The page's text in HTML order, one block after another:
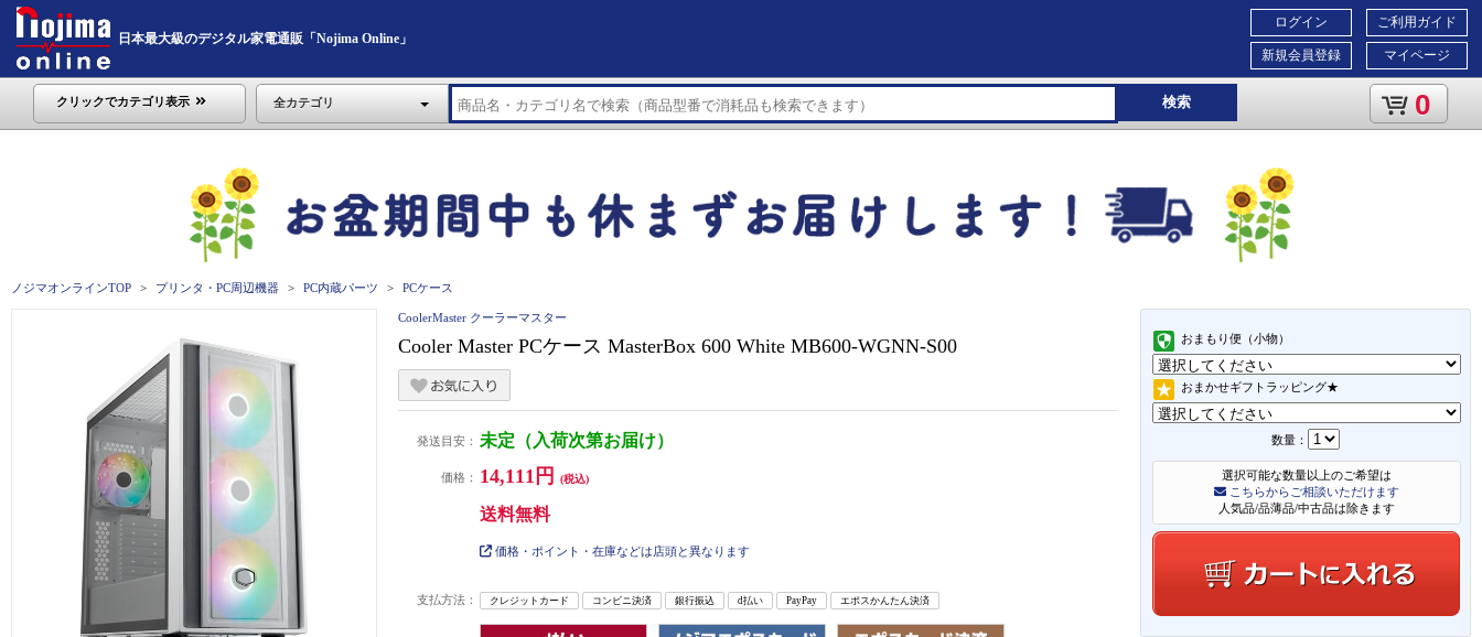
日本最大級のデジタル家電通販「Nojima Online」
ご利用ガイド
マイページ
ログイン
新規会員登録
クリックでカテゴリ表示 全カテゴリ 検索 0
ノジマオンラインTOP プリンタ・PC周辺機器 PC内蔵パーツ PCケース
おまもり便（小物）
おまかせギフトラッピング★
数量：
選択可能な数量以上のご希望は
こちらからご相談いただけます
人気品/品薄品/中古品は除きます
CoolerMaster クーラーマスター
Cooler Master PCケース MasterBox 600 White MB600-WGNN-S00
発送目安： 未定（入荷次第お届け）
価格： 14,111円 (税込)
送料無料
価格・ポイント・在庫などは店頭と異なります
支払方法： クレジットカード コンビニ決済 銀行振込 d払い PayPay エポスかんたん決済